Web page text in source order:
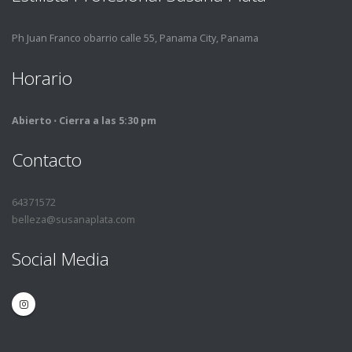
Ph Juan Franco obarrio calle 55, Panama City, Panama
Horario
Abierto ⋅ Cierra a las 5:30 pm
Contacto
64371572
belleza@susanaplata.com
Social Media